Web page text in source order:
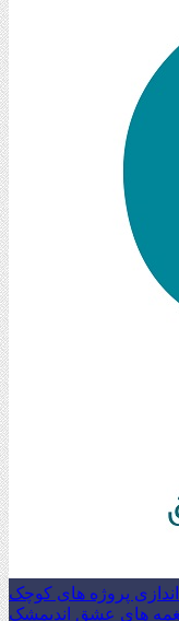
اندازی پروژه های کوچک
های عشق اندیمشک